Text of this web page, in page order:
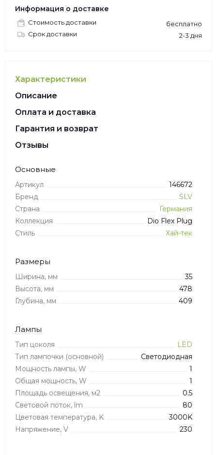
Информация о доставке
Стоимость доставки
бесплатно
Срок доставки
2-3 дня
Характеристики
Описание
Оплата и доставка
Гарантия и возврат
Отзывы
Основные
Артикул
146672
Бренд
SLV
Страна
Германия
Коллекция
Dio Flex Plug
Стиль
Хай-тек
Размеры
Ширина, мм
35
Высота, мм
478
Глубина, мм
409
Лампы
Тип цоколя
LED
Тип лампочки (основной)
Светодиодная
Мощность лампы, W
1
Общая мощность, W
1
Площадь освещения, м2
0.5
Световой поток, lm
80
Цветовая температура, K
3000K
Напряжение, V
230